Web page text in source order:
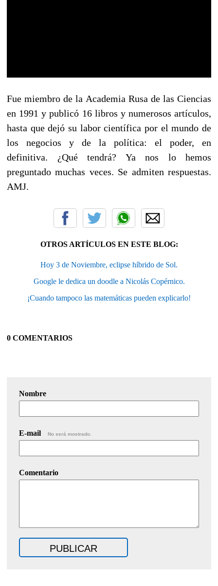
Fue miembro de la Academia Rusa de las Ciencias
en 1991 y publicó 16 libros y numerosos artículos,
hasta que dejó su labor científica por el mundo de
los negocios y de la política: el poder, en
definitiva. ¿Qué tendrá? Ya nos lo hemos
preguntado muchas veces. Se admiten respuestas.
AMJ.
OTROS ARTÍCULOS EN ESTE BLOG:
Hoy 3 de Noviembre, eclipse híbrido de Sol.
Google le dedica un doodle a Nicolás Copérnico.
¡Cuando tampoco las matemáticas pueden explicarlo!
0 COMENTARIOS
Nombre
E-mail No será mostrado.
Comentario